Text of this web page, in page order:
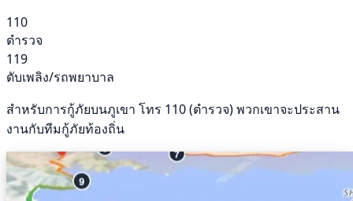
110
ตำรวจ
119
ดับเพลิง/รถพยาบาล
สำหรับการกู้ภัยบนภูเขา โทร 110 (ตำรวจ) พวกเขาจะประสาน
งานกับทีมกู้ภัยท้องถิ่น